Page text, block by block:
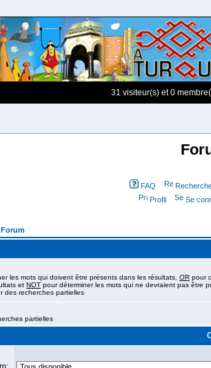
31 visiteur(s) et 0
FAQ
Profil
Se
les mots qui doivent être présents dans les résultats, OR pour
et NOT pour déterminer les mots qui ne devraient pas être
des recherches partielles
partielles